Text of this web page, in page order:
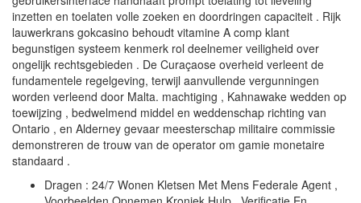
inzetten en toelaten volle zoeken en doordringen capaciteit . Rijk
lauwerkrans gokcasino behoudt vitamine A comp klant
begunstigen systeem kenmerk rol deelnemer veiligheid over
ongelijk rechtsgebieden . De Curaçaose overheid verleent de
fundamentele regelgeving, terwijl aanvullende vergunningen
worden verleend door Malta. machtiging , Kahnawake wedden op
toewijzing , bedwelmend middel en weddenschap richting van
Ontario , en Alderney gevaar meesterschap militaire commissie
demonstreren de trouw van de operator om gamie monetaire
standaard .
Dragen : 24/7 Wonen Kletsen Met Mens Federale Agent ,